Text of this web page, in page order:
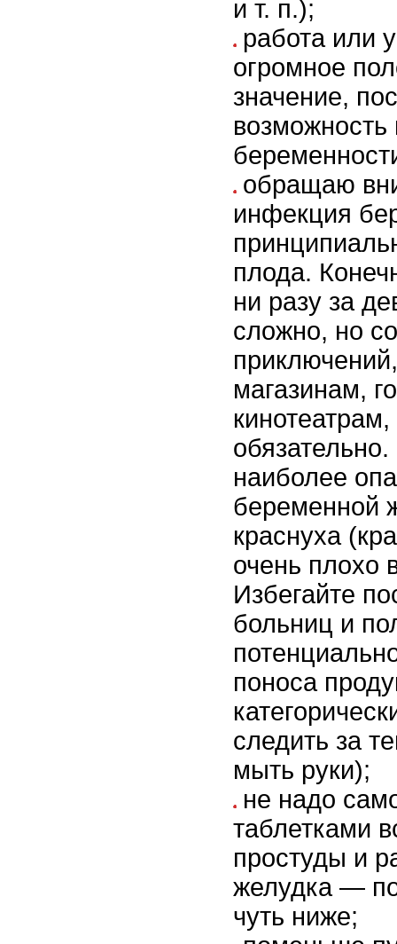
и т. п.);
работа или
огромное
значение,
обращаю
инфекция
плода.
ни разу за
сложно, но
магазинам,
наиболее
беременной
краснуха
очень плохо
Избегайте
больниц и
поноса
следить за
мыть руки);
не надо
таблетками
простуды и
желудка —
чуть ниже;